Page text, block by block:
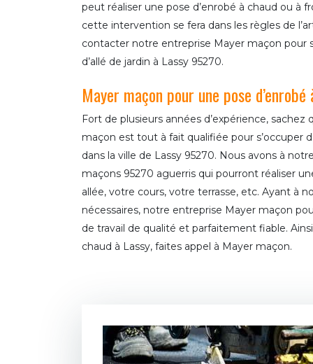
peut réaliser une pose d’enrobé à chaud ou à
cette intervention se fera dans les règles de
contacter notre entreprise Mayer maçon pour
d’allé de jardin à Lassy 95270.
Mayer maçon pour une pose d’enrobé
Fort de plusieurs années d’expérience,
maçon est tout à fait qualifiée pour s’occuper
dans la ville de Lassy 95270. Nous avons à
maçons 95270 aguerris qui pourront réaliser
allée, votre cours, votre terrasse, etc. Ayant à
nécessaires, notre entreprise Mayer maçon
de travail de qualité et parfaitement fiable.
chaud à Lassy, faites appel à Mayer maçon.